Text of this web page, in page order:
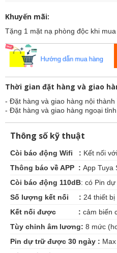
Khuyến mãi:
Tặng 1 mặt nạ phòng độc khi
Thời gian đặt hàng và giao
- Đặt hàng và giao hàng nội
- Đặt hàng và giao hàng ngoại
Thông số kỹ thuật
Còi báo động Wifi : Kết nối
Thông báo về APP : App Tuya
Còi báo động 110dB: có Pin
Số lượng kết nối : 24 thiết bị
Kết nối được : cảm biến
Tùy chỉnh âm lương: 8 mức
Pin dự trữ được 30 ngày :